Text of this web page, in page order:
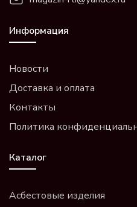
Информация
Новости
Доставка и оплата
Контакты
Политика
Каталог
Асбестовые изделия